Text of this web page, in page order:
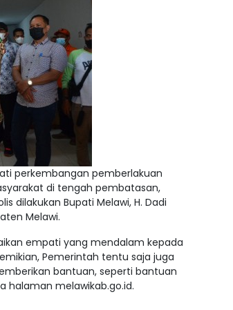
perkembangan pemberlakuan
di tengah pembatasan,
dilakukan Bupati Melawi, H. Dadi
Melawi.
empati yang mendalam kepada
Pemerintah tentu saja juga
bantuan, seperti bantuan
halaman melawikab.go.id.